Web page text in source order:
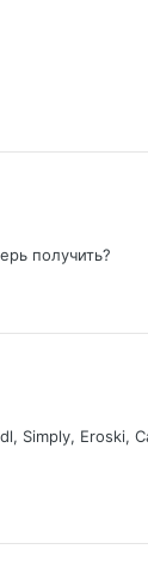
получить?
Simply, Eroski,